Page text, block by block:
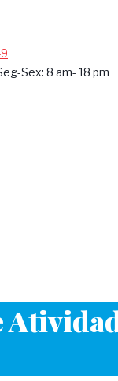
Sex: 8 am- 18 pm